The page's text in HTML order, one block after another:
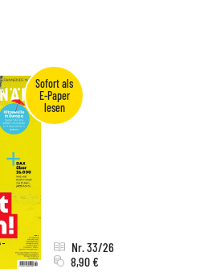
Nr. 33/26
8,90 €